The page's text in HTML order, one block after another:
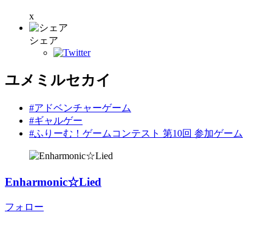
x
シェア
ユメミルセカイ
#アドベンチャーゲーム
#ギャルゲー
#ふりーむ！ゲームコンテスト 第10回 参加ゲーム
Enharmonic☆Lied
フォロー